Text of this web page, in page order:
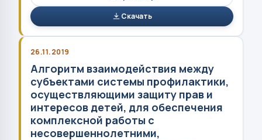
Скачать
26.11.2019
Алгоритм взаимодействия между
субъектами системы профилактики,
осуществляющими защиту прав и
интересов детей, для обеспечения
комплексной работы с
несовершеннолетними,